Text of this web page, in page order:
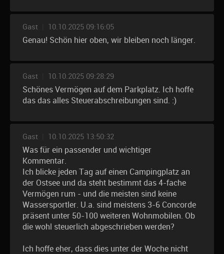
Gast 10.10.2025 09:16:05
Genau! Schön hier oben, wir bleiben noch länger.
Gast 10.10.2025 09:28:29
Schönes Vermögen auf dem Parkplatz. Ich hoffe
das das alles Steuerabschreibungen sind. :)
Gast 10.10.2025 13:50:32
Was für ein passender und wichtiger
Kommentar.
Ich blicke jeden Tag auf einen Campingplatz an
der Ostsee und da steht bestimmt das 4-fache
Vermögen rum - und die meisten sind keine
Wassersportler. U.a. sind meistens 3-6 Concorde
präsent unter 50-100 weiteren Wohnmobilen. Ob
die wohl steuerlich abgeschrieben werden?
Ich hoffe eher, dass dies unter der Woche nicht